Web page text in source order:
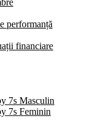
performanță
financiare
7s Masculin
7s Feminin